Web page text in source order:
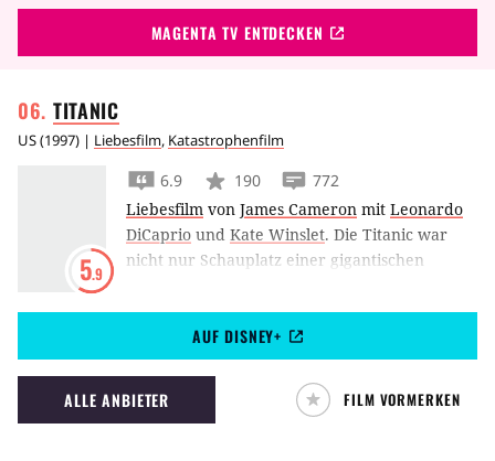
MAGENTA TV ENTDECKEN
TITANIC
US(1997) | Liebesfilm, Katastrophenfilm
5.9
6.9 190
772
Liebesfilm von James Cameron mit Leonardo
DiCaprio und Kate Winslet. Die Titanic war
nicht nur Schauplatz einer gigantischen
– vorgetragen von Leonardo DiCaprio und
Kate Winslet. James Cameron inszenierte dies
1997 spektakulärst.
AUF DISNEY+
ALLE ANBIETER FILM VORMERKEN